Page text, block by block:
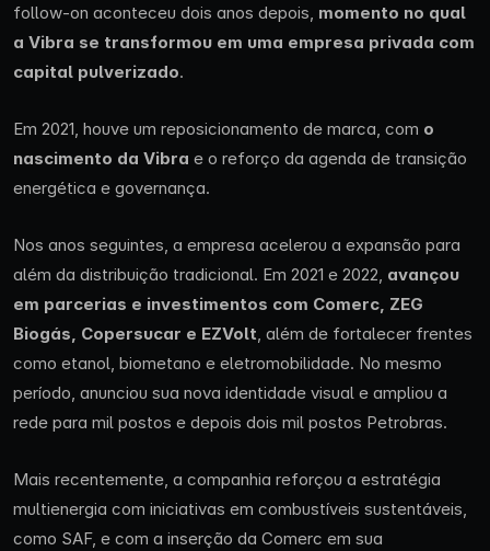
follow-on aconteceu dois anos depois, momento no qual
a Vibra se transformou em uma empresa privada com
capital pulverizado.
Em 2021, houve um reposicionamento de marca, com o
nascimento da Vibra e o reforço da agenda de transição
energética e governança.
Nos anos seguintes, a empresa acelerou a expansão para
além da distribuição tradicional. Em 2021 e 2022, avançou
em parcerias e investimentos com Comerc, ZEG
Biogás, Copersucar e EZVolt, além de fortalecer frentes
como etanol, biometano e eletromobilidade. No mesmo
período, anunciou sua nova identidade visual e ampliou a
rede para mil postos e depois dois mil postos Petrobras.
Mais recentemente, a companhia reforçou a estratégia
multienergia com iniciativas em combustíveis sustentáveis,
como SAF, e com a inserção da Comerc em sua